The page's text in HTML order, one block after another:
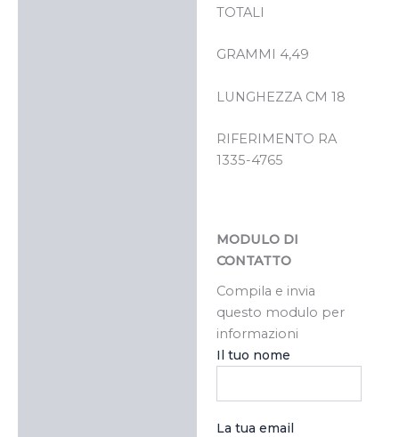
TOTALI
GRAMMI 4,49
LUNGHEZZA CM 18
RIFERIMENTO RA
1335-4765
MODULO DI
CONTATTO
Compila e invia
questo modulo per
informazioni
Il tuo nome
La tua email